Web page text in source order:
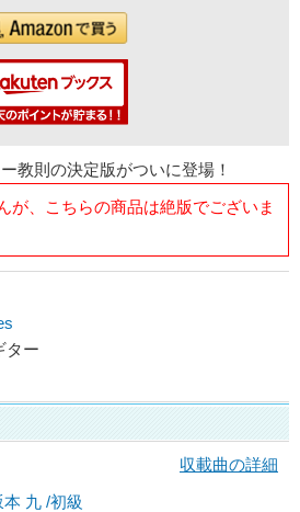
教則の決定版がついに登場！
が、こちらの商品は絶版でございま
ター
収載曲の詳細
本 九 /初級